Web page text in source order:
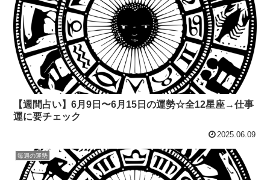
【週間占い】6月9日〜6月15日の運勢☆全12星座→仕事
運に要チェック
2025.06.09
毎週の運勢